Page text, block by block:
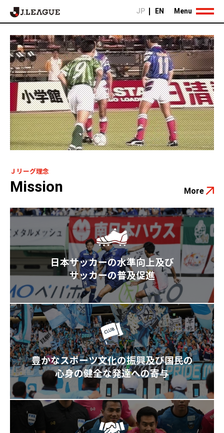
JP EN Menu
Ｊリーグ理念
Mission More
日本サッカーの水準向上及び
サッカーの普及促進
豊かなスポーツ文化の振興及び国民の
心身の健全な発達への寄与